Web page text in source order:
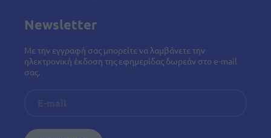
Newsletter
Με την εγγραφή σας μπορείτε να λαμβάνετε την
ηλεκτρονική έκδοση της εφημερίδας δωρεάν στο e-mail
σας.